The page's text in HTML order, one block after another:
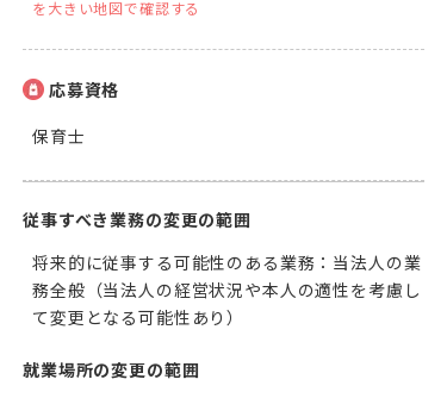
を大きい地図で確認する
応募資格
保育士
従事すべき業務の変更の範囲
将来的に従事する可能性のある業務：当法人の業
務全般（当法人の経営状況や本人の適性を考慮し
て変更となる可能性あり）
就業場所の変更の範囲